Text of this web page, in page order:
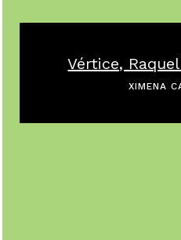
Vértice,
XIMENA